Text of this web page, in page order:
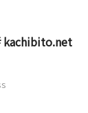
kachibito.net